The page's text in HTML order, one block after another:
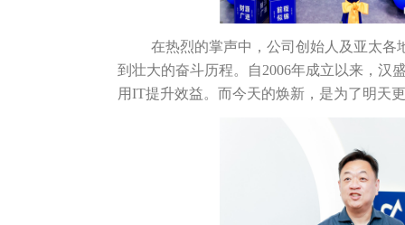
在热烈的掌声中，公司创始人及亚太
到壮大的奋斗历程。自2006年成立以来，汉
用IT提升效益。而今天的焕新，是为了明天